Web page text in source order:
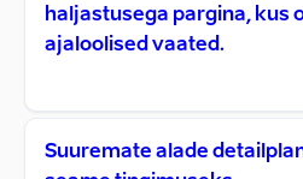
haljastusega pargina, kus
ajaloolised vaated.
Suuremate alade